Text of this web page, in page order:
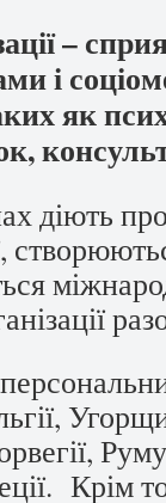
–
і
як
діють
Крім